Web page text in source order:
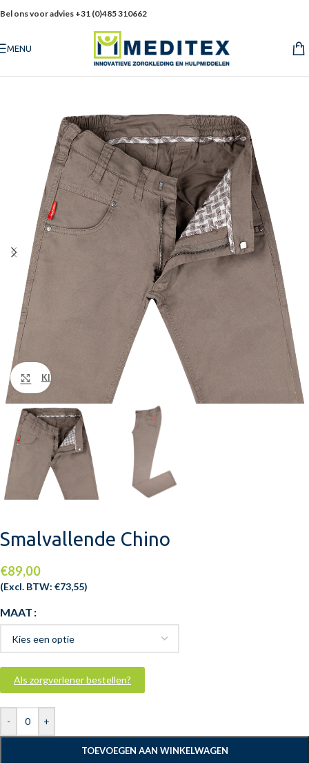
Bel ons voor advies +31 (0)485 310662
MENU
Klik om te vergroten
Smalvallende Chino
€89,00
(Excl. BTW: €73,55)
MAAT
- +
TOEVOEGEN AAN WINKELWAGEN
Als zorgverlener bestellen?